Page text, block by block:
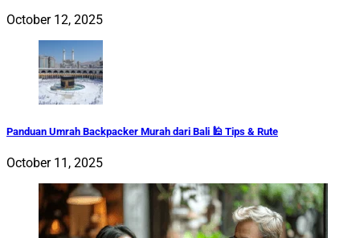
October 12, 2025
Panduan Umrah Backpacker Murah dari Bali 🕌 Tips & Rute
October 11, 2025